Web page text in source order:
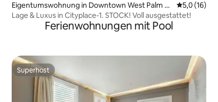
Eigentumswohnung in Downtown West Palm B
each
5,0 (16)
Lage & Luxus in Cityplace-1. STOCK! Voll ausgestattet!
Ferienwohnungen mit Pool
Superhost
Superhost